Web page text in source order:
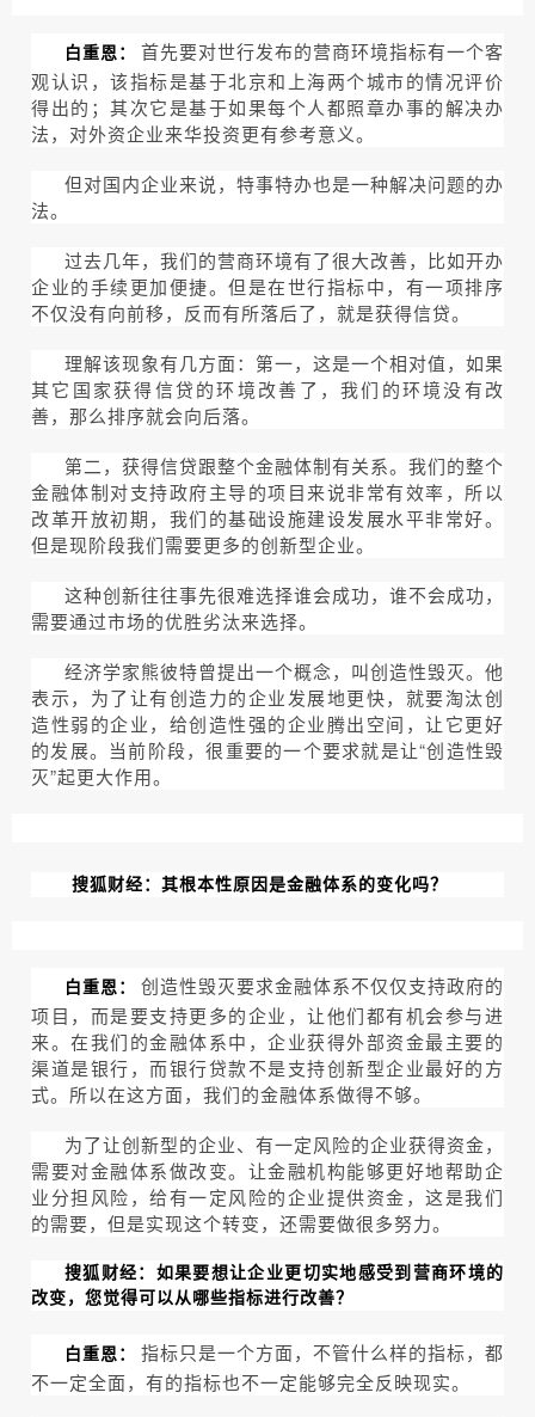
白重恩：
首先要对世行发布的营商环境指标有一个客
观认识，该指标是基于北京和上海两个城市的情况评价
得出的；其次它是基于如果每个人都照章办事的解决办
法，对外资企业来华投资更有参考意义。
但对国内企业来说，特事特办也是一种解决问题的办
法。
过去几年，我们的营商环境有了很大改善，比如开办
企业的手续更加便捷。但是在世行指标中，有一项排序
不仅没有向前移，反而有所落后了，就是获得信贷。
理解该现象有几方面：第一，这是一个相对值，如果
其它国家获得信贷的环境改善了，我们的环境没有改
善，那么排序就会向后落。
第二，获得信贷跟整个金融体制有关系。我们的整个
金融体制对支持政府主导的项目来说非常有效率，所以
改革开放初期，我们的基础设施建设发展水平非常好。
但是现阶段我们需要更多的创新型企业。
这种创新往往事先很难选择谁会成功，谁不会成功，
需要通过市场的优胜劣汰来选择。
经济学家熊彼特曾提出一个概念，叫创造性毁灭。他
表示，为了让有创造力的企业发展地更快，就要淘汰创
造性弱的企业，给创造性强的企业腾出空间，让它更好
的发展。当前阶段，很重要的一个要求就是让“创造性毁
灭”起更大作用。
搜狐财经：其根本性原因是金融体系的变化吗？
白重恩：
创造性毁灭要求金融体系不仅仅支持政府的
项目，而是要支持更多的企业，让他们都有机会参与进
来。在我们的金融体系中，企业获得外部资金最主要的
渠道是银行，而银行贷款不是支持创新型企业最好的方
式。所以在这方面，我们的金融体系做得不够。
为了让创新型的企业、有一定风险的企业获得资金，
需要对金融体系做改变。让金融机构能够更好地帮助企
业分担风险，给有一定风险的企业提供资金，这是我们
的需要，但是实现这个转变，还需要做很多努力。
搜狐财经：如果要想让企业更切实地感受到营商环境的
改变，您觉得可以从哪些指标进行改善？
白重恩：
指标只是一个方面，不管什么样的指标，都
不一定全面，有的指标也不一定能够完全反映现实。